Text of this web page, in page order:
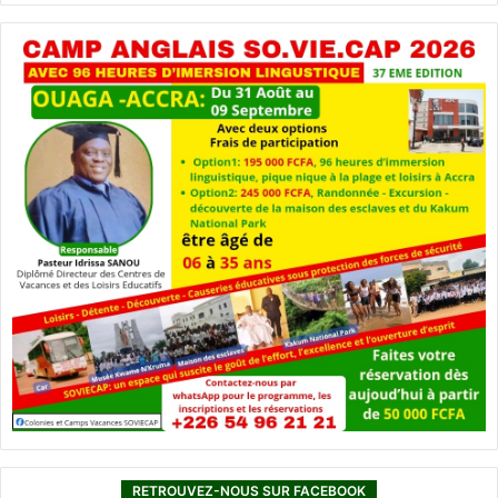
RETROUVEZ-NOUS SUR FACEBOOK